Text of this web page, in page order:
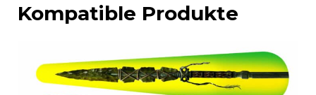
Kompatible Produkte